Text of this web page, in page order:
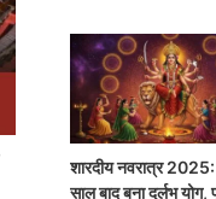
शारदीय नवरात्र
साल बाद बना दुर्लभ योग,